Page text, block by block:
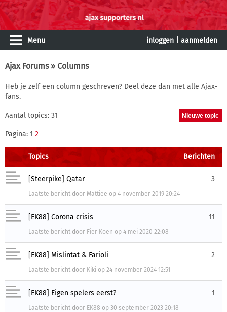
Menu inloggen aanmelden
Ajax Forums» Columns
Heb je zelf een column geschreven? Deel deze dan met alle Ajax-
fans.
Aantal topics: 31
Pagina: 1 2
Topics Berichten
[Steerpike] Qatar
Laatste bericht door Mattiee op 4 november 2019 20:24
3
[EK88] Corona crisis
Laatste bericht door Fier Koen op 4 mei 2020 22:08
11
[EK88] Mislintat & Farioli
Laatste bericht door Kiki op 24 november 2024 12:51
2
[EK88] Eigen spelers eerst?
Laatste bericht door EK88 op 30 september 2023 20:18
1